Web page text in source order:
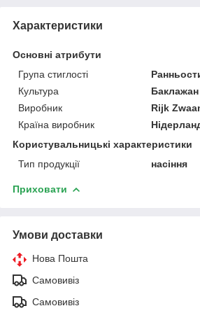
Характеристики
Основні атрибути
Група стиглості
Культура
Баклажан
Виробник
Rijk
Країна виробник
Користувальницькі характеристики
Тип продукції
насіння
Приховати
Умови доставки
Нова Пошта
Самовивіз
Самовивіз